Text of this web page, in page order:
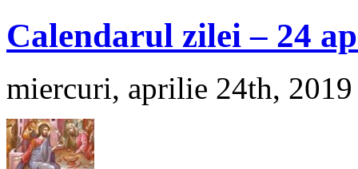
Calendarul zilei – 24
miercuri, aprilie 24th, 2019